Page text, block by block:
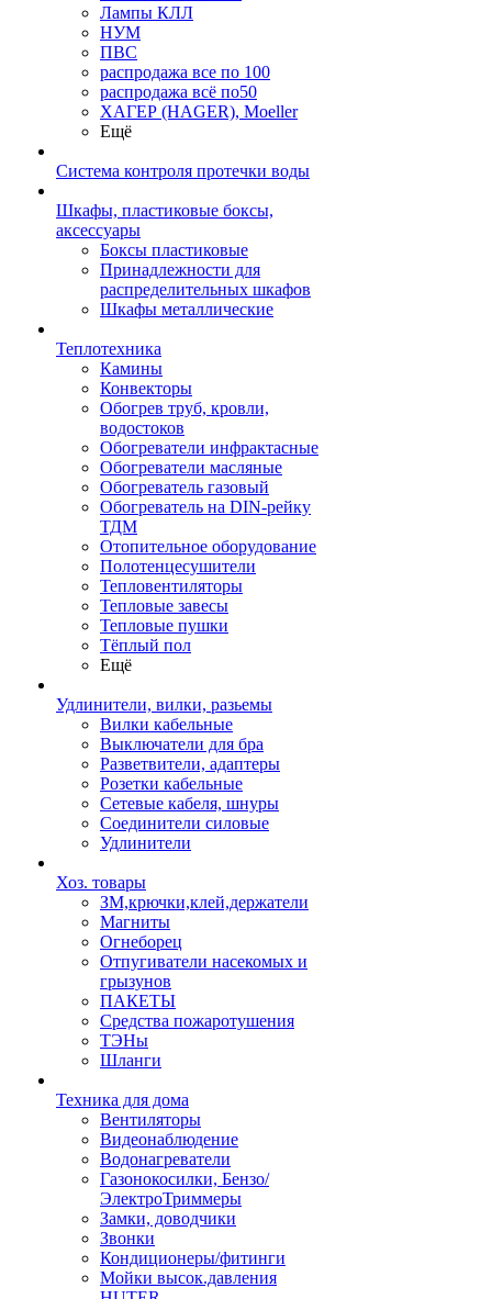
Лампы КЛЛ
НУМ
ПВС
распродажа все по 100
распродажа всё по50
ХАГЕР (HAGER), Moeller
Ещё
Система контроля протечки воды
Шкафы, пластиковые боксы,
аксессуары
Боксы пластиковые
Принадлежности для
распределительных шкафов
Шкафы металлические
Теплотехника
Камины
Конвекторы
Обогрев труб, кровли,
водостоков
Обогреватели инфрактасные
Обогреватели масляные
Обогреватель газовый
Обогреватель на DIN-рейку
ТДМ
Отопительное оборудование
Полотенцесушители
Тепловентиляторы
Тепловые завесы
Тепловые пушки
Тёплый пол
Ещё
Удлинители, вилки, разьемы
Вилки кабельные
Выключатели для бра
Разветвители, адаптеры
Розетки кабельные
Сетевые кабеля, шнуры
Соединители силовые
Удлинители
Хоз. товары
ЗМ,крючки,клей,держатели
Магниты
Огнеборец
Отпугиватели насекомых и
грызунов
ПАКЕТЫ
Средства пожаротушения
ТЭНы
Шланги
Техника для дома
Вентиляторы
Видеонаблюдение
Водонагреватели
Газонокосилки, Бензо/
ЭлектроТриммеры
Замки, доводчики
Звонки
Кондиционеры/фитинги
Мойки высок.давления